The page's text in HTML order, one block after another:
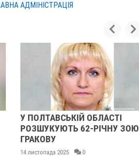
АДМІНІСТРАЦІЯ
У ПОЛТАВСЬКІЙ ОБЛАСТІ
РОЗШУКУЮТЬ 62-РІЧНУ ЗОЮ
ГРАКОВУ
14 листопада 2025 0